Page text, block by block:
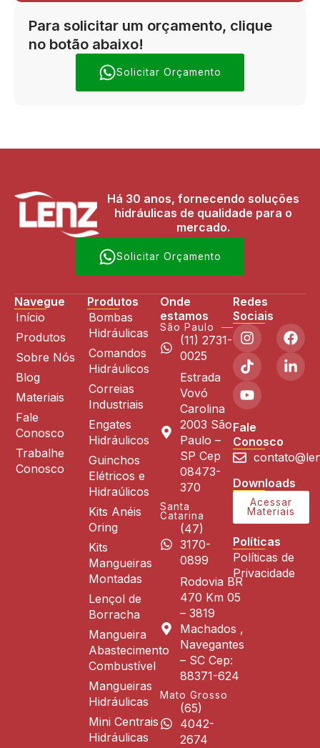
Para solicitar um orçamento, clique
no botão abaixo!
Solicitar Orçamento
Há 30 anos, fornecendo soluções
hidráulicas de qualidade para o
mercado.
Solicitar Orçamento
Navegue
Início
Produtos
Sobre Nós
Blog
Materiais
Fale
Conosco
Trabalhe
Conosco
Produtos
Bombas
Hidráulicas
Comandos
Hidráulicos
Correias
Industriais
Engates
Hidráulicos
Guinchos
Elétricos e
Hidraúlicos
Kits Anéis
Oring
Kits
Mangueiras
Montadas
Lençol de
Borracha
Mangueira
Abastecimento
Combustível
Mangueiras
Hidráulicas
Mini Centrais
Hidráulicas
Onde
estamos
São Paulo
(11) 2731-
0025
Estrada
Vovó
Carolina
2003 São
Paulo –
SP Cep
08473-
370
Santa
Catarina
(47)
3170-
0899
Rodovia BR
470 Km 05
– 3819
Machados ,
Navegantes
– SC Cep:
88371-624
Mato Grosso
(65)
4042-
2674
Redes
Sociais
Fale
Conosco
Downloads
Acessar
Materiais
Políticas
Políticas de
Privacidade